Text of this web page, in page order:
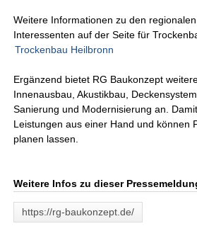
Weitere Informationen zu den
Interessenten auf der Seite für
Trockenbau Heilbronn
Ergänzend bietet RG Baukonzept
Innenausbau, Akustikbau,
Sanierung und Modernisierung an.
Leistungen aus einer Hand und können
planen lassen.
Weitere Infos zu dieser
https://rg-baukonzept.de/